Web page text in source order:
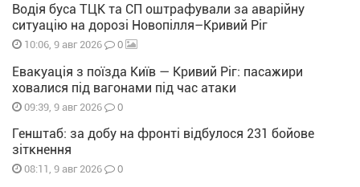
Водія буса ТЦК та СП оштрафували за аварійну
ситуацію на дорозі Новопілля–Кривий Ріг
10:06, 9 авг 2026 0
Евакуація з поїзда Київ — Кривий Ріг: пасажири
ховалися під вагонами під час атаки
09:39, 9 авг 2026 0
Генштаб: за добу на фронті відбулося 231 бойове
зіткнення
08:11, 9 авг 2026 0